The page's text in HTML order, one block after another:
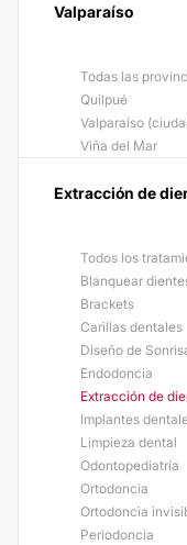
Valparaíso
Todas las
Quilpué
Valparaíso
Viña del Mar
Extracción de
Todos los
Blanquear
Brackets
Carillas dentales
Diseño de
Endodoncia
Extracción de
Implantes
Limpieza dental
Odontopediatría
Ortodoncia
Ortodoncia
Periodoncia